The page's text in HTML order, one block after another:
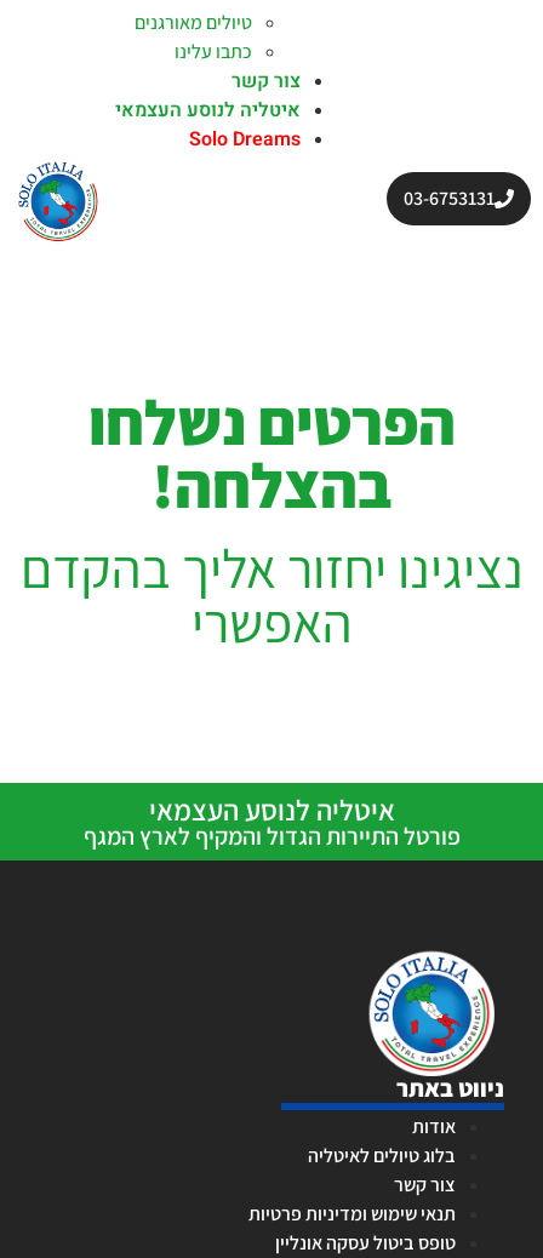
03-6753131
טיולים מאורגנים
כתבו עלינו
צור קשר
איטליה לנוסע העצמאי
Solo Dreams
הפרטים נשלחו
בהצלחה!
נציגינו יחזור אליך בהקדם
האפשרי
איטליה לנוסע העצמאי
פורטל התיירות הגדול והמקיף לארץ המגף
ניווט באתר
אודות
בלוג טיולים לאיטליה
צור קשר
תנאי שימוש ומדיניות פרטיות
טופס ביטול עסקה אונליין